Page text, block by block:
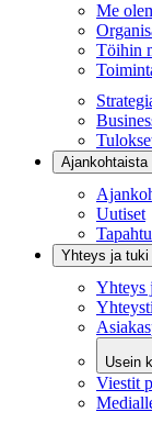
Me
Töihin
Ajankohtaista
Uutiset
Yhteys ja tuki
Yhteys
Usein
Viestit